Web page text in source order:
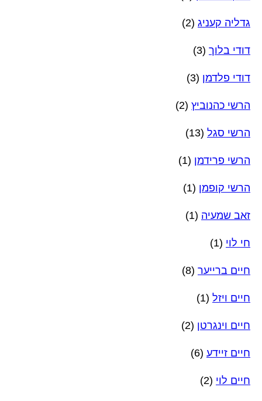
גדליה קעניג (2)
דודי בלוך (3)
דודי פלדמן (3)
הרשי כהנוביץ (2)
הרשי סגל (13)
הרשי פרידמן (1)
הרשי קופמן (1)
זאב שמעיה (1)
חי לוי (1)
חיים ברייער (8)
חיים ויזל (1)
חיים וינגרטן (2)
חיים זיידע (6)
חיים לוי (2)